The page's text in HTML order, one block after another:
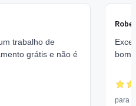
trabalho de
grátis e não é
bom
para